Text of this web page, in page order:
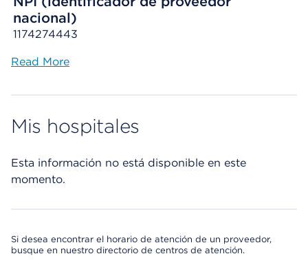
nacional)
1174274443
Read More
Mis hospitales
Esta información no está disponible en este
momento.
Si desea encontrar el horario de atención de un proveedor,
busque en nuestro directorio de centros de atención.